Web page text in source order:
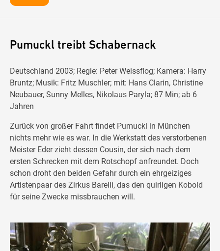
Pumuckl treibt Schabernack
Deutschland 2003; Regie: Peter Weissflog; Kamera: Harry
Bruntz; Musik: Fritz Muschler; mit: Hans Clarin, Christine
Neubauer, Sunny Melles, Nikolaus Paryla; 87 Min; ab 6
Jahren
Zurück von großer Fahrt findet Pumuckl in München
nichts mehr wie es war. In die Werkstatt des verstorbenen
Meister Eder zieht dessen Cousin, der sich nach dem
ersten Schrecken mit dem Rotschopf anfreundet. Doch
schon droht den beiden Gefahr durch ein ehrgeiziges
Artistenpaar des Zirkus Barelli, das den quirligen Kobold
für seine Zwecke missbrauchen will.